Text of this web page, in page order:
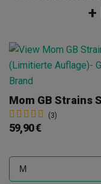
+
(3)
59,90 €